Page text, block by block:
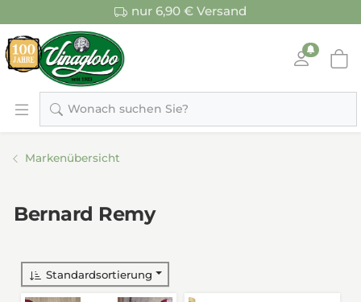
nur 6,90 € Versand
Wonach suchen Sie?
Markenübersicht
Bernard Remy
Standardsortierung